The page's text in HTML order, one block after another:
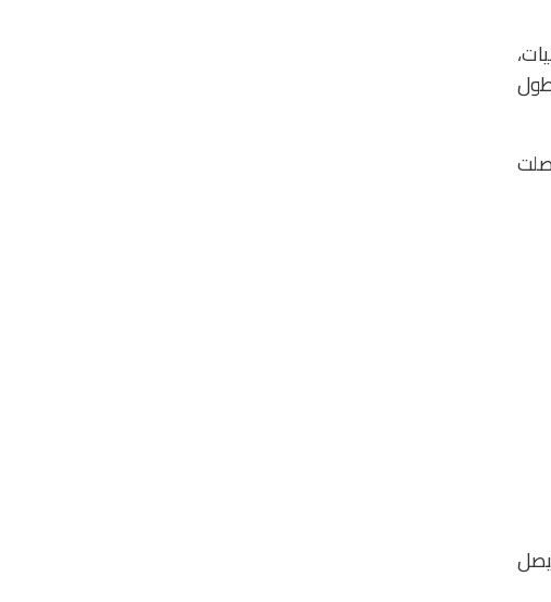
في النصف الأول من عام 2024، ووصلت